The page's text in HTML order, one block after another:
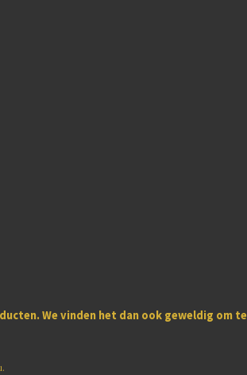
. We vinden het dan ook geweldig om te